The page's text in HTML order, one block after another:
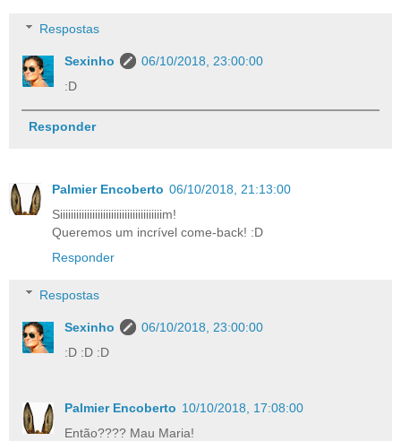
Respostas
Sexinho
06/10/2018, 23:00:00
:D
Responder
Palmier Encoberto 06/10/2018, 21:13:00
Siiiiiiiiiiiiiiiiiiiiiiiiiiiiiiiiiiiiiim!
Queremos um incrível come-back! :D
Responder
Respostas
Sexinho
06/10/2018, 23:00:00
:D :D :D
Palmier Encoberto 10/10/2018, 17:08:00
Então???? Mau Maria!